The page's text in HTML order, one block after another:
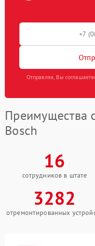
Отправляя, Вы
Преимущества
Bosch
16
сотрудников в штате
3282
отремонтированных